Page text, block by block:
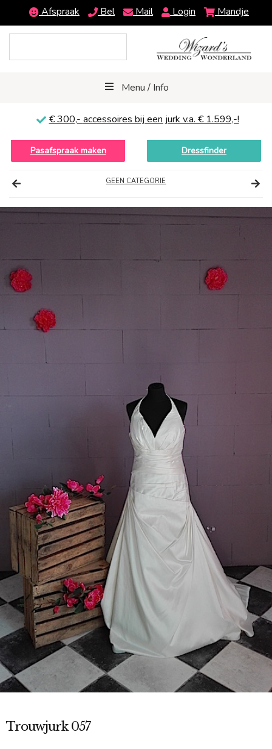
Afspraak Bel Mail Login Mandje
Menu / Info
€ 300,- accessoires bij een jurk v.a. € 1.599,-!
Pasafspraak maken Dressfinder
GEEN CATEGORIE
Trouwjurk 057